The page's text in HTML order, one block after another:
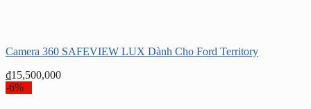
Camera 360 SAFEVIEW LUX Dành Cho Ford Territory
₫15,500,000
-6%